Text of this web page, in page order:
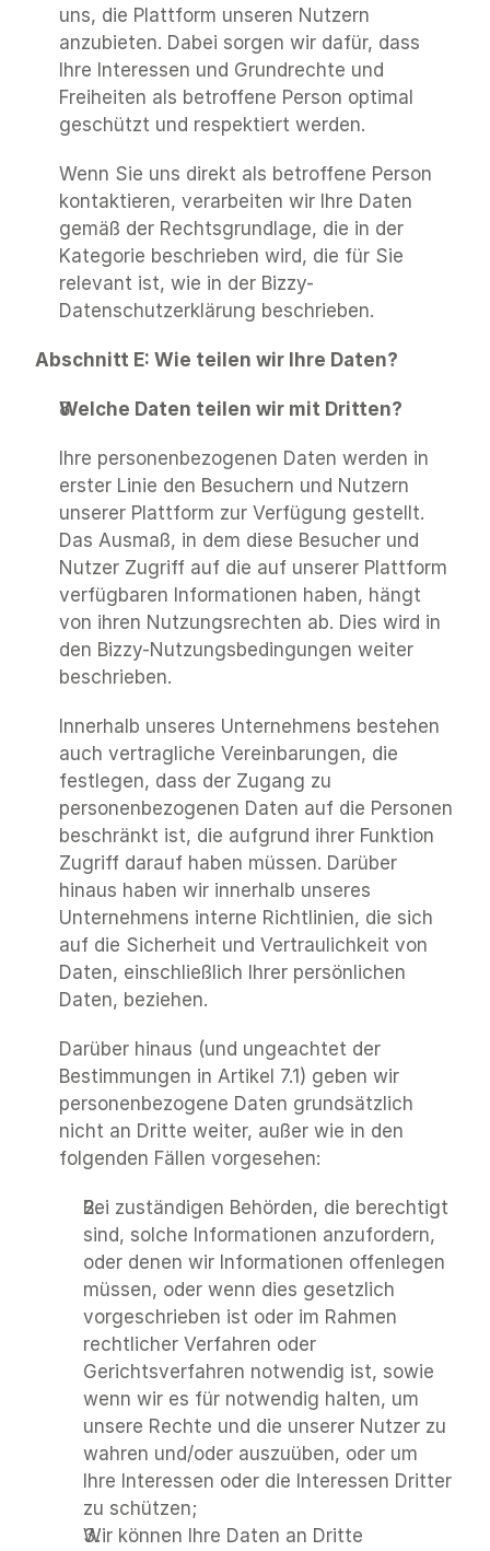
uns, die Plattform unseren Nutzern
anzubieten. Dabei sorgen wir dafür, dass
Ihre Interessen und Grundrechte und
Freiheiten als betroffene Person optimal
geschützt und respektiert werden.
Wenn Sie uns direkt als betroffene Person
kontaktieren, verarbeiten wir Ihre Daten
gemäß der Rechtsgrundlage, die in der
Kategorie beschrieben wird, die für Sie
relevant ist, wie in der Bizzy-
Datenschutzerklärung beschrieben.
Abschnitt E: Wie teilen wir Ihre Daten?
Welche Daten teilen wir mit Dritten?
Ihre personenbezogenen Daten werden in
erster Linie den Besuchern und Nutzern
unserer Plattform zur Verfügung gestellt.
Das Ausmaß, in dem diese Besucher und
Nutzer Zugriff auf die auf unserer Plattform
verfügbaren Informationen haben, hängt
von ihren Nutzungsrechten ab. Dies wird in
den Bizzy-Nutzungsbedingungen weiter
beschrieben.
Innerhalb unseres Unternehmens bestehen
auch vertragliche Vereinbarungen, die
festlegen, dass der Zugang zu
personenbezogenen Daten auf die Personen
beschränkt ist, die aufgrund ihrer Funktion
Zugriff darauf haben müssen. Darüber
hinaus haben wir innerhalb unseres
Unternehmens interne Richtlinien, die sich
auf die Sicherheit und Vertraulichkeit von
Daten, einschließlich Ihrer persönlichen
Daten, beziehen.
Darüber hinaus (und ungeachtet der
Bestimmungen in Artikel 7.1) geben wir
personenbezogene Daten grundsätzlich
nicht an Dritte weiter, außer wie in den
folgenden Fällen vorgesehen:
Bei zuständigen Behörden, die berechtigt
sind, solche Informationen anzufordern,
oder denen wir Informationen offenlegen
müssen, oder wenn dies gesetzlich
vorgeschrieben ist oder im Rahmen
rechtlicher Verfahren oder
Gerichtsverfahren notwendig ist, sowie
wenn wir es für notwendig halten, um
unsere Rechte und die unserer Nutzer zu
wahren und/oder auszuüben, oder um
Ihre Interessen oder die Interessen Dritter
zu schützen;
Wir können Ihre Daten an Dritte